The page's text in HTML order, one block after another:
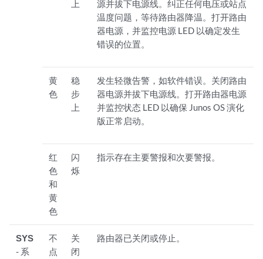
上
源并拔下电源线。纠正任何电压或站点
温度问题，等待路由器降温。打开路由
器电源，并监控电源 LED 以确定发生
错误的位置。
黄
色
稳
步
上
发生轻微告警，如软件错误。关闭路由
器电源并拔下电源线。打开路由器电源
并监控状态 LED 以确保 Junos OS 演化
版正常启动。
红
色
和
黄
色
闪
烁
指示存在主要警报和次要警报。
SYS
- 系
不
点
关
闭
路由器已关闭或停止。